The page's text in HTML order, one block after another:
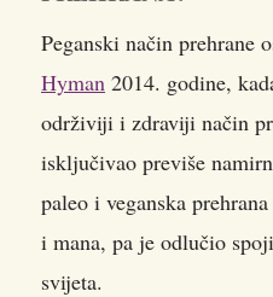
Peganski način prehrane
Hyman 2014. godine,
održiviji i zdraviji način
isključivao previše
paleo i veganska
i mana, pa je odlučio
svijeta.